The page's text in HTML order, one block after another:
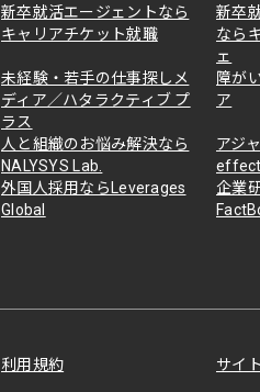
新卒就活エージェントなら
キャリアチケット就職
新卒
なら
ェ
未経験・若手の仕事探しメ
ディア／ハタラクティブ プ
ラス
障が
ア
人と組織のお悩み解決なら
NALYSYS Lab.
アジ
外国人採用ならLeverages
Global
企業
利用規約 サイ